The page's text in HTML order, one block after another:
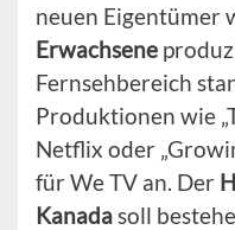
neuen Eigentümer
Erwachsene
Fernsehbereich
Produktionen wie
Netflix oder
für We TV an. Der
Kanadasoll